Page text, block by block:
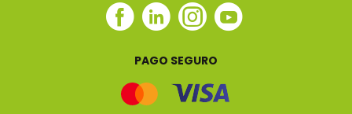
Facebook
Linkedin
Instagram
Youtube
PAGO SEGURO